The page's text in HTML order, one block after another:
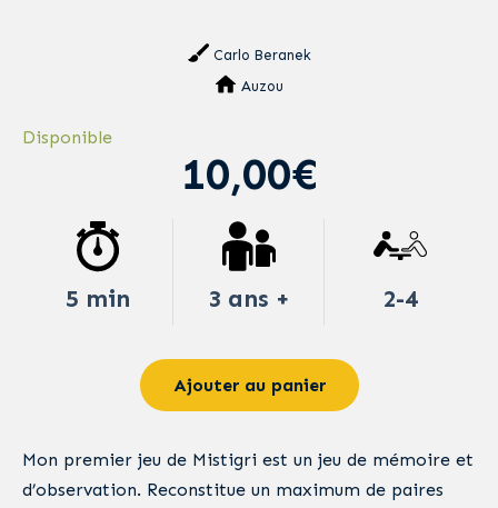
Carlo Beranek
Auzou
Disponible
10,00€
5 min 3 ans + 2-4
Ajouter au panier
Mon premier jeu de Mistigri est un jeu de mémoire et
d’observation. Reconstitue un maximum de paires